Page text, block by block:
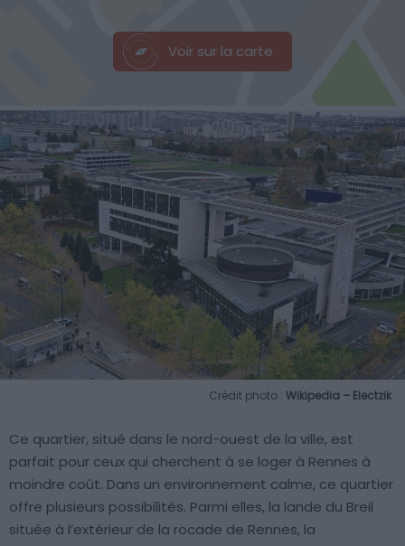
Voir sur la carte
Crédit photo : Wikipedia – Electzik
Ce quartier, situé dans le nord-ouest de la ville, est
parfait pour ceux qui cherchent à se loger à Rennes à
moindre coût. Dans un environnement calme, ce quartier
offre plusieurs possibilités. Parmi elles, la lande du Breil
située à l’extérieur de la rocade de Rennes, la